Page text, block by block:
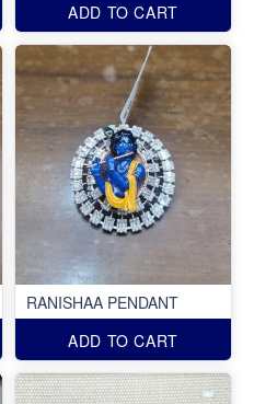
ADD TO CART
RANISHAA PENDANT
ADD TO CART